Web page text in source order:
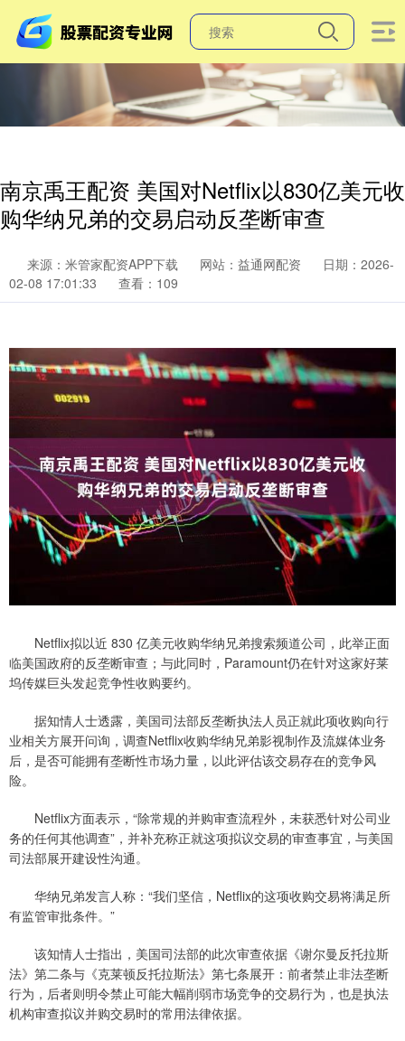
南京禹王配资 美国对Netflix以830亿美元收
购华纳兄弟的交易启动反垄断审查
来源：米管家配资APP下载 网站：益通网配资
日期：2026-
02-08 17:01:33
查看：109
Netflix拟以近 830 亿美元收购华纳兄弟搜索频道公司，此举正面
临美国政府的反垄断审查；与此同时，Paramount仍在针对这家好莱
坞传媒巨头发起竞争性收购要约。
据知情人士透露，美国司法部反垄断执法人员正就此项收购向行
业相关方展开问询，调查Netflix收购华纳兄弟影视制作及流媒体业务
后，是否可能拥有垄断性市场力量，以此评估该交易存在的竞争风
险。
Netflix方面表示，“除常规的并购审查流程外，未获悉针对公司业
务的任何其他调查”，并补充称正就这项拟议交易的审查事宜，与美国
司法部展开建设性沟通。
华纳兄弟发言人称：“我们坚信，Netflix的这项收购交易将满足所
有监管审批条件。”
该知情人士指出，美国司法部的此次审查依据《谢尔曼反托拉斯
法》第二条与《克莱顿反托拉斯法》第七条展开：前者禁止非法垄断
行为，后者则明令禁止可能大幅削弱市场竞争的交易行为，也是执法
机构审查拟议并购交易时的常用法律依据。